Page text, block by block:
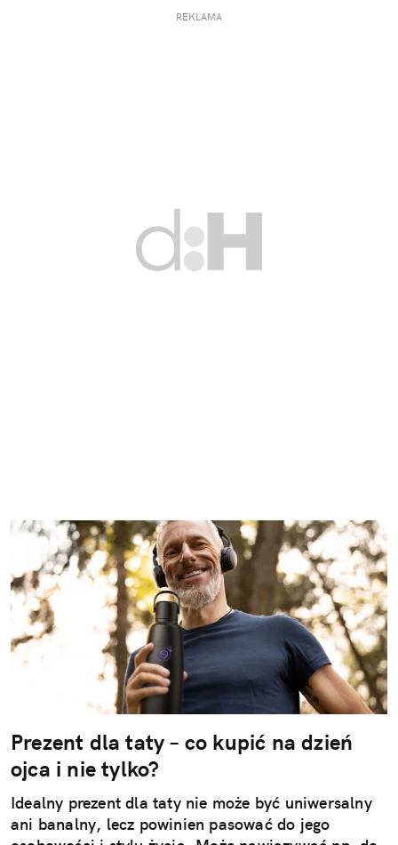
REKLAMA
Prezent dla taty – co kupić na dzień
ojca i nie tylko?
Idealny prezent dla taty nie może być uniwersalny
ani banalny, lecz powinien pasować do jego